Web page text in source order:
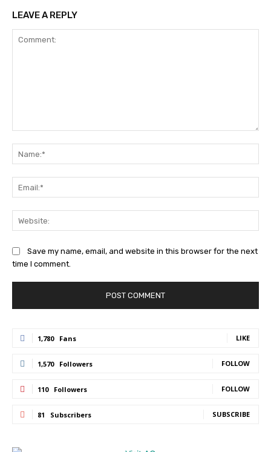
LEAVE A REPLY
Save my name, email, and website in this browser for the next
time I comment.
1,780 Fans LIKE
1,570 Followers FOLLOW
110 Followers FOLLOW
81 Subscribers SUBSCRIBE